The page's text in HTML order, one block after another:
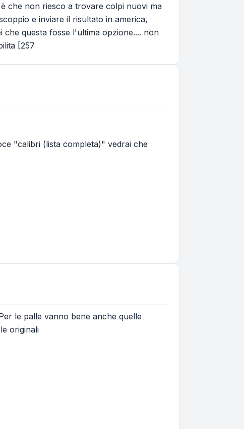
che non riesco a trovare colpi nuovi ma
e inviare il risultato in america,
questa fosse l'ultima opzione.... non
[257
"calibri (lista completa)" vedrai che
le palle vanno bene anche quelle
originali